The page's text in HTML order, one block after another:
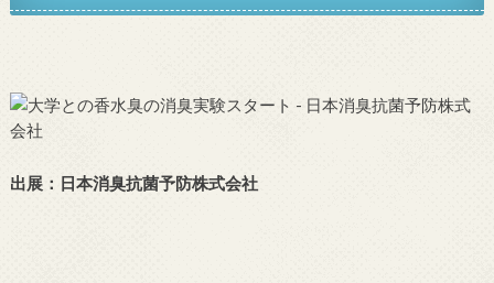
出展：日本消臭抗菌予防株式会社